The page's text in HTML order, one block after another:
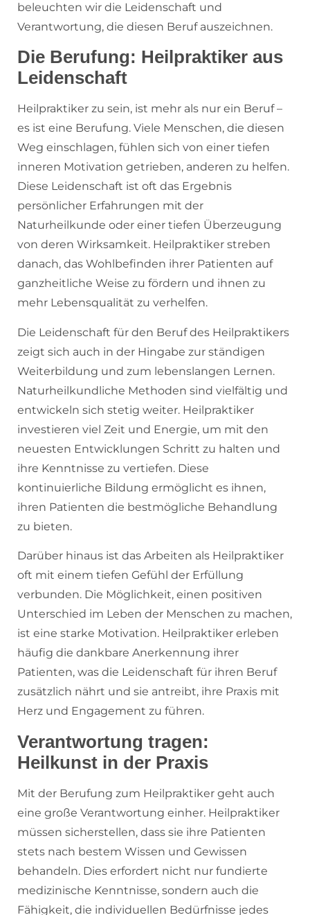
beleuchten wir die Leidenschaft und
Verantwortung, die diesen Beruf auszeichnen.
Die Berufung: Heilpraktiker aus
Leidenschaft
Heilpraktiker zu sein, ist mehr als nur ein Beruf –
es ist eine Berufung. Viele Menschen, die diesen
Weg einschlagen, fühlen sich von einer tiefen
inneren Motivation getrieben, anderen zu helfen.
Diese Leidenschaft ist oft das Ergebnis
persönlicher Erfahrungen mit der
Naturheilkunde oder einer tiefen Überzeugung
von deren Wirksamkeit. Heilpraktiker streben
danach, das Wohlbefinden ihrer Patienten auf
ganzheitliche Weise zu fördern und ihnen zu
mehr Lebensqualität zu verhelfen.
Die Leidenschaft für den Beruf des Heilpraktikers
zeigt sich auch in der Hingabe zur ständigen
Weiterbildung und zum lebenslangen Lernen.
Naturheilkundliche Methoden sind vielfältig und
entwickeln sich stetig weiter. Heilpraktiker
investieren viel Zeit und Energie, um mit den
neuesten Entwicklungen Schritt zu halten und
ihre Kenntnisse zu vertiefen. Diese
kontinuierliche Bildung ermöglicht es ihnen,
ihren Patienten die bestmögliche Behandlung
zu bieten.
Darüber hinaus ist das Arbeiten als Heilpraktiker
oft mit einem tiefen Gefühl der Erfüllung
verbunden. Die Möglichkeit, einen positiven
Unterschied im Leben der Menschen zu machen,
ist eine starke Motivation. Heilpraktiker erleben
häufig die dankbare Anerkennung ihrer
Patienten, was die Leidenschaft für ihren Beruf
zusätzlich nährt und sie antreibt, ihre Praxis mit
Herz und Engagement zu führen.
Verantwortung tragen:
Heilkunst in der Praxis
Mit der Berufung zum Heilpraktiker geht auch
eine große Verantwortung einher. Heilpraktiker
müssen sicherstellen, dass sie ihre Patienten
stets nach bestem Wissen und Gewissen
behandeln. Dies erfordert nicht nur fundierte
medizinische Kenntnisse, sondern auch die
Fähigkeit, die individuellen Bedürfnisse jedes